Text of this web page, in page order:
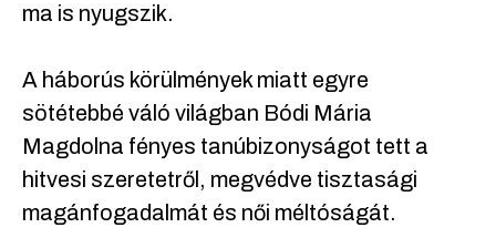
ma is nyugszik.
A háborús körülmények miatt egyre
sötétebbé váló világban Bódi Mária
Magdolna fényes tanúbizonyságot tett a
hitvesi szeretetről, megvédve tisztasági
magánfogadalmát és női méltóságát.